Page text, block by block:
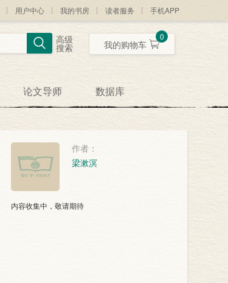
用户中心 我的书房 读者服务 手机APP
高级
搜索 我的购物车
0
论文导师 数据库
伍庸伯、严立三著，梁漱溟编著